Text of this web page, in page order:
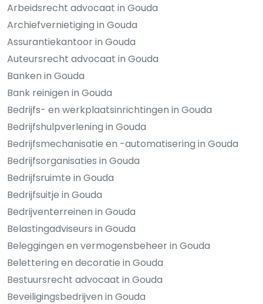
Arbeidsrecht advocaat in Gouda
Archiefvernietiging in Gouda
Assurantiekantoor in Gouda
Auteursrecht advocaat in Gouda
Banken in Gouda
Bank reinigen in Gouda
Bedrijfs- en werkplaatsinrichtingen in Gouda
Bedrijfshulpverlening in Gouda
Bedrijfsmechanisatie en -automatisering in Gouda
Bedrijfsorganisaties in Gouda
Bedrijfsruimte in Gouda
Bedrijfsuitje in Gouda
Bedrijventerreinen in Gouda
Belastingadviseurs in Gouda
Beleggingen en vermogensbeheer in Gouda
Belettering en decoratie in Gouda
Bestuursrecht advocaat in Gouda
Beveiligingsbedrijven in Gouda